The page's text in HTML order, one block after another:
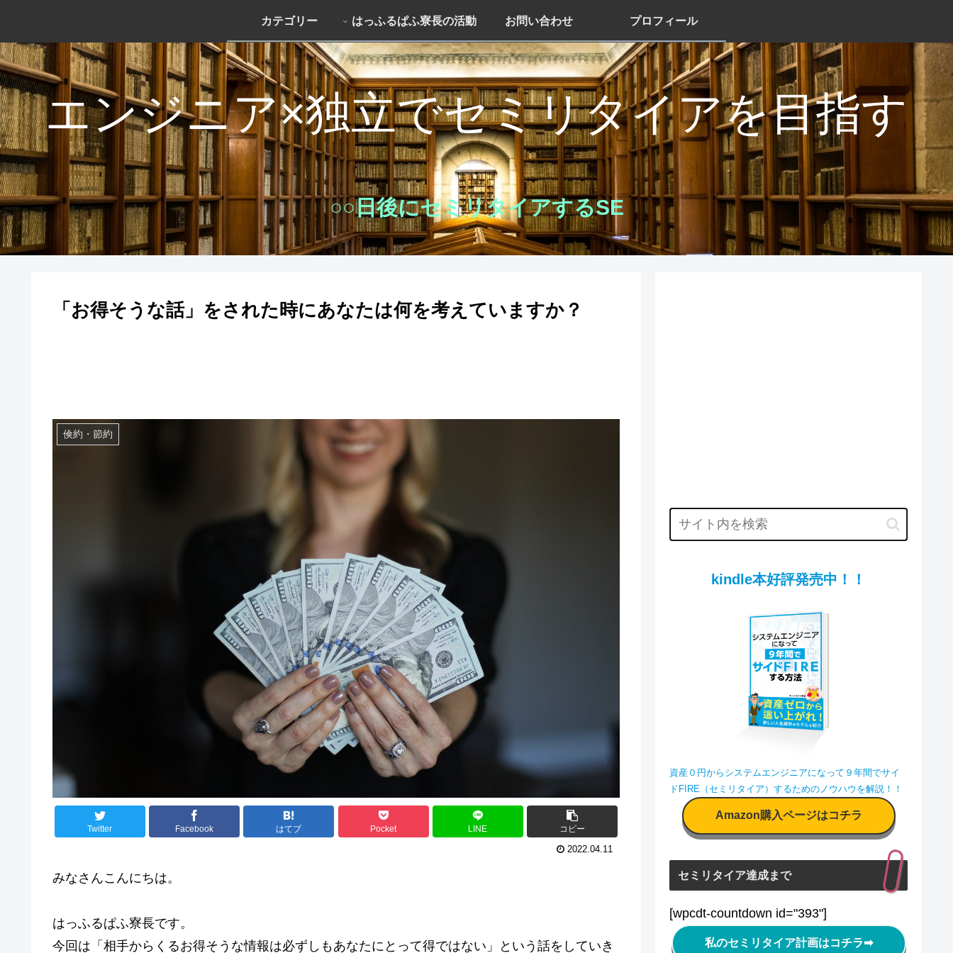
エンジニア×独立でセミリタイアを目指す
○○日後にセミリタイアするSE
カテゴリー はっふるぱふ寮長の活動 お問い合わせ プロフィール
「お得そうな話」をされた時にあなたは何を考えていますか？
倹約・節約
Twitter Facebook はてブ Pocket LINE コピー
2022.04.11
みなさんこんにちは。
はっふるぱふ寮長です。
今回は「相手からくるお得そうな情報は必ずしもあなたにとって得ではない」という話をしていき
kindle本好評発売中！！
資産０円からシステムエンジニアになって９年間でサイ
ドFIRE（セミリタイア）するためのノウハウを解説！！
Amazon購入ページはコチラ
セミリタイア達成まで
[wpcdt-countdown id="393"]
私のセミリタイア計画はコチラ➡